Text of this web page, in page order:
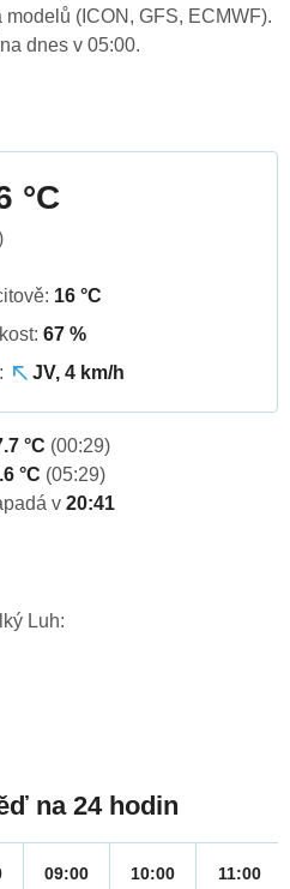
(ICON, GFS, ECMWF).
dnes v 05:00.
°C
16 °C
67 %
JV, 4 km/h
°C (00:29)
°C (05:29)
v 20:41
Luh:
na 24 hodin
09:00 10:00 11:00